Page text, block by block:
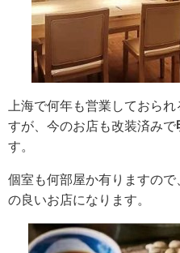
上海で何年も営業しておら
すが、今のお店も改装済みで
す。
個室も何部屋か有りますの
の良いお店になります。